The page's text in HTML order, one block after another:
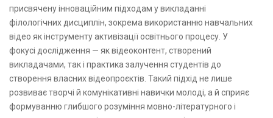
присвячену інноваційним підходам у викладанні
філологічних дисциплін, зокрема використанню навчальних
відео як інструменту активізації освітнього процесу. У
фокусі дослідження — як відеоконтент, створений
викладачами, так і практика залучення студентів до
створення власних відеопроєктів. Такий підхід не лише
розвиває творчі й комунікативні навички молоді, а й сприяє
формуванню глибшого розуміння мовно-літературного і